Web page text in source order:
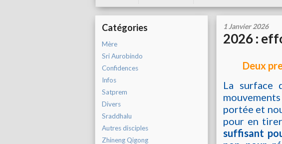
Catégories
Mère
Sri Aurobindo
Confidences
Infos
Satprem
Divers
Sraddhalu
Autres disciples
Zhineng Qigong
1 Janvier 2026
2026 :
Deux
La surface
portée et
pour en
suffisant